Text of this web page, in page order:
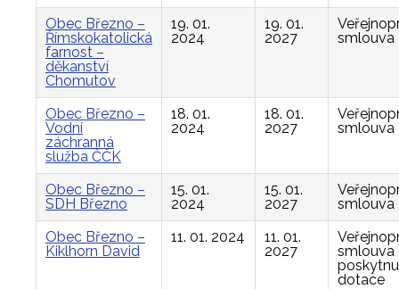
Obec Březno –
Římskokatolická
farnost –
děkanství
Chomutov
19. 01.
2024
19. 01.
2027
smlouva
Obec Březno –
Vodní
záchranná
služba ČČK
18. 01.
2024
18. 01.
2027
smlouva
Obec Březno –
SDH Březno
15. 01.
2024
15. 01.
2027
smlouva
Obec Březno –
Kiklhorn David
11. 01. 2024
11. 01.
2027
smlouva
dotace